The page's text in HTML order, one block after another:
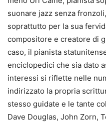
suonare jazz senza
soprattutto per la sua
compositore e creatore di
caso, il pianista
enciclopedici che sia dato
interessi si riflette nelle
indirizzato la propria
stesso guidate e le tante
Dave Douglas, John Zorn,